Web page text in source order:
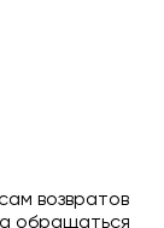
возвратов
обращаться